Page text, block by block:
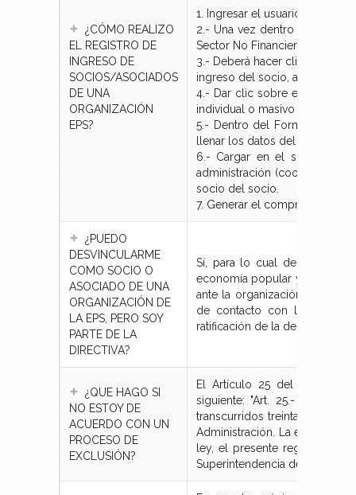
¿CÓMO REALIZO
EL REGISTRO DE
INGRESO DE
SOCIOS/ASOCIADOS
DE UNA
ORGANIZACIÓN
EPS?
1. Ingresar el usuario y
2.- Una vez dentro de los
Sector No Financiero”
3.- Deberá hacer clic en el
ingreso del socio, asociado,
4.- Dar clic sobre el menú
individual o masivo según el
5.- Dentro del Formulario
llenar los datos del nuevo
6.- Cargar en el sistema la
administración
socio del socio.
7. Generar el comprobante
¿PUEDO
DESVINCULARME
COMO SOCIO O
ASOCIADO DE UNA
ORGANIZACIÓN DE
LA EPS, PERO SOY
PARTE DE LA
DIRECTIVA?
Sí, para lo cual debe
economía popular y
ante la organización; así
de contacto con la
ratificación de la decisión de
¿QUE HAGO SI
NO ESTOY DE
ACUERDO CON UN
PROCESO DE
EXCLUSIÓN?
El Artículo 25 del
siguiente: "Art. 25.- Pérdida
transcurridos treinta días de
Administración. La exclusión
ley, el presente reglamento
Superintendencia dentro del